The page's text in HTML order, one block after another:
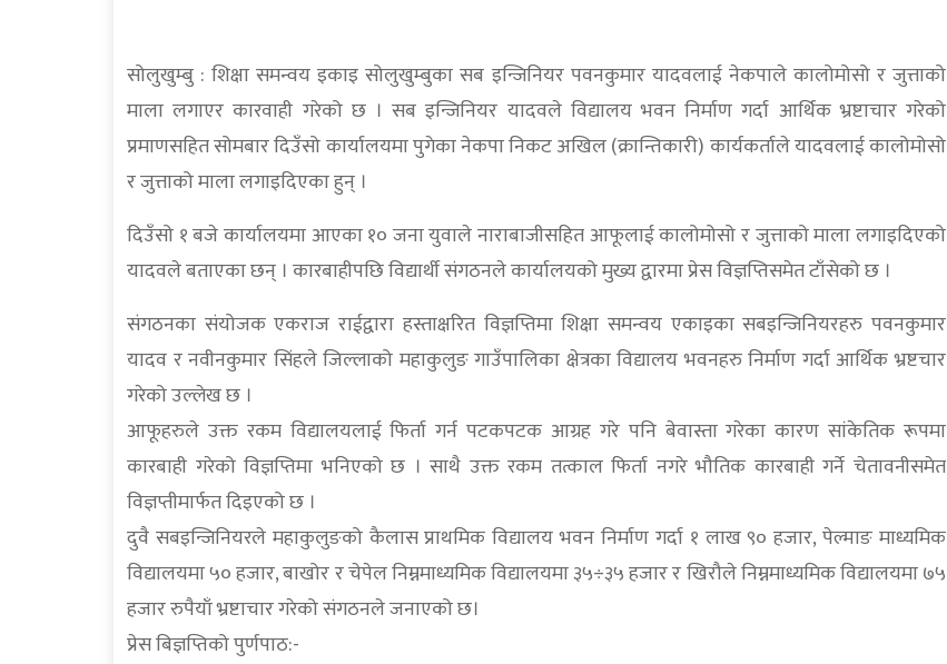
सोलुखुम्बु : शिक्षा समन्वय इकाइ सोलुखुम्बुका सब इन्जिनियर पवनकुमार यादवलाई नेकपाले कालोमोसो र जुत्ताको
माला लगाएर कारवाही गरेको छ । सब इन्जिनियर यादवले विद्यालय भवन निर्माण गर्दा आर्थिक भ्रष्टाचार गरेको
प्रमाणसहित सोमबार दिउँसो कार्यालयमा पुगेका नेकपा निकट अखिल (क्रान्तिकारी) कार्यकर्ताले यादवलाई कालोमोसो
र जुत्ताको माला लगाइदिएका हुन् ।
दिउँसो १ बजे कार्यालयमा आएका १० जना युवाले नाराबाजीसहित आफूलाई कालोमोसो र जुत्ताको माला लगाइदिएको
यादवले बताएका छन् । कारबाहीपछि विद्यार्थी संगठनले कार्यालयको मुख्य द्वारमा प्रेस विज्ञप्तिसमेत टाँसेको छ ।
संगठनका संयोजक एकराज राईद्वारा हस्ताक्षरित विज्ञप्तिमा शिक्षा समन्वय एकाइका सबइन्जिनियरहरु पवनकुमार
यादव र नवीनकुमार सिंहले जिल्लाको महाकुलुङ गाउँपालिका क्षेत्रका विद्यालय भवनहरु निर्माण गर्दा आर्थिक भ्रष्टचार
गरेको उल्लेख छ ।
आफूहरुले उक्त रकम विद्यालयलाई फिर्ता गर्न पटकपटक आग्रह गरे पनि बेवास्ता गरेका कारण सांकेतिक रूपमा
कारबाही गरेको विज्ञप्तिमा भनिएको छ । साथै उक्त रकम तत्काल फिर्ता नगरे भौतिक कारबाही गर्ने चेतावनीसमेत
विज्ञप्तीमार्फत दिइएको छ ।
दुवै सबइन्जिनियरले महाकुलुङको कैलास प्राथमिक विद्यालय भवन निर्माण गर्दा १ लाख ९० हजार, पेल्माङ माध्यमिक
विद्यालयमा ५० हजार, बाखोर र चेपेल निम्नमाध्यमिक विद्यालयमा ३५÷३५ हजार र खिरौले निम्नमाध्यमिक विद्यालयमा ७५
हजार रुपैयाँ भ्रष्टाचार गरेको संगठनले जनाएको छ।
प्रेस बिज्ञप्तिको पुर्णपाठ:-